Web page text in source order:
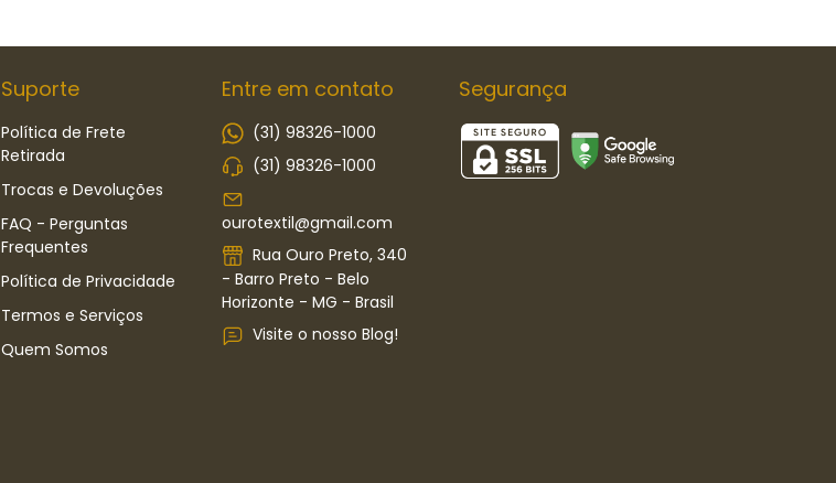
Suporte
Política de Frete
Retirada
Trocas e Devoluções
FAQ - Perguntas
Frequentes
Política de Privacidade
Termos e Serviços
Quem Somos
Entre em contato
(31) 98326-1000
(31) 98326-1000
ourotextil@gmail.com
Rua Ouro Preto, 340
- Barro Preto - Belo
Horizonte - MG - Brasil
Visite o nosso Blog!
Segurança